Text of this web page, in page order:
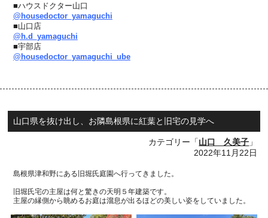
■ハウスドクター山口
@housedoctor_yamaguchi
■山口店
@h.d_yamaguchi
■宇部店
@housedoctor_yamaguchi_ube
山口県を抜け出し、お隣島根県に紅葉と旧宅の見学へ
カテゴリー「山口 久美子 」
2022年11月22日
島根県津和野にある旧堀氏庭園へ行ってきました。
旧堀氏宅の主屋は何と驚きの天明５年建築です。
主屋の縁側から眺めるお庭は溜息が出るほどの美しい姿をしていました。